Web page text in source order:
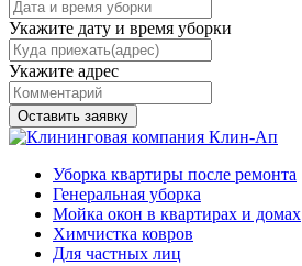
Укажите дату и время уборки
Укажите адрес
Оставить заявку
Уборка квартиры после ремонта
Генеральная уборка
Мойка окон в квартирах и домах
Химчистка ковров
Для частных лиц